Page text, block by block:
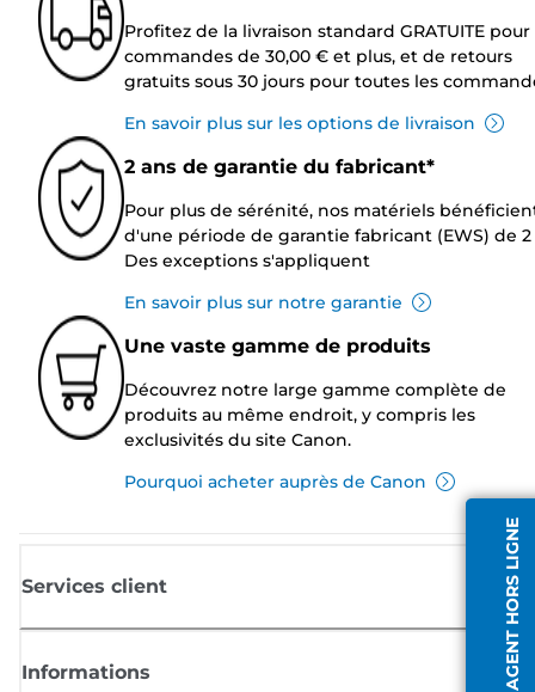
AGENT HORS LIGNE
Profitez de la livraison standard GRATUITE pour
commandes de 30,00 € et plus, et de retours
gratuits sous 30 jours pour toutes les
En savoir plus sur les options de livraison
2 ans de garantie du fabricant*
Pour plus de sérénité, nos matériels
d'une période de garantie fabricant (EWS) de 2
Des exceptions s'appliquent
En savoir plus sur notre garantie
Une vaste gamme de produits
Découvrez notre large gamme complète de
produits au même endroit, y compris les
exclusivités du site Canon.
Pourquoi acheter auprès de Canon
Services client
Informations